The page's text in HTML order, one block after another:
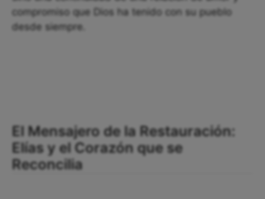
compromiso que Dios ha tenido con su pueblo
desde siempre.
El Mensajero de la Restauración:
Elías y el Corazón que se
Reconcilia